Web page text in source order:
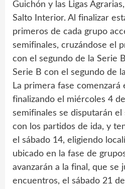
Guichón y las Ligas
Salto Interior. Al finalizar
primeros de cada grupo
semifinales, cruzándose el
con el segundo de la Serie
Serie B con el segundo de
La primera fase
finalizando el miércoles 4
semifinales se disputarán
con los partidos de ida, y
el sábado 14, eligiendo
ubicado en la fase de
avanzarán a la final, que se
encuentros, el sábado 21